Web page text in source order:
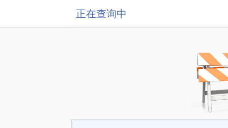
正在查询中